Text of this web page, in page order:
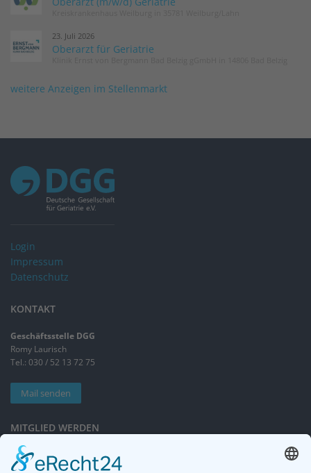
23. Juli 2026
Oberarzt für Geriatrie
weitere Anzeigen im Stellenmarkt
Login
Impressum
Datenschutz
KONTAKT
Geschäftsstelle DGG
Romy Laurisch
Tel.: 030 / 52 13 72 75
Mail senden
MITGLIED WERDEN
Sieben gute Gründe
für Ihre Mitgliedschaft